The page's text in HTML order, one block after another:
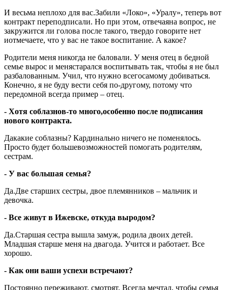
И весьма неплохо для вас.Забили «Локо», «Уралу», теперь вот
контракт переподписали. Но при этом, отвечаяна вопрос, не
закружится ли голова после такого, твердо говорите нет
иотмечаете, что у вас не такое воспитание. А какое?
Родители меня никогда не баловали. У меня отец в бедной
семье вырос и менястарался воспитывать так, чтобы я не был
разбалованным. Учил, что нужно всегосамому добиваться.
Конечно, я не буду вести себя по-другому, потому что
передомной всегда пример – отец.
- Хотя соблазнов-то много,особенно после подписания
нового контракта.
Дакакие соблазны? Кардинально ничего не поменялось.
Просто будет большевозможностей помогать родителям,
сестрам.
- У вас большая семья?
Да.Две старших сестры, двое племянников – мальчик и
девочка.
- Все живут в Ижевске, откуда выродом?
Да.Старшая сестра вышла замуж, родила двоих детей.
Младшая старше меня на двагода. Учится и работает. Все
хорошо.
- Как они ваши успехи встречают?
Постоянно переживают, смотрят. Всегда мечтал, чтобы семья